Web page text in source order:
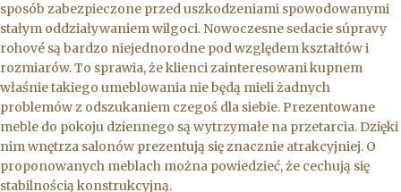
sposób zabezpieczone przed uszkodzeniami spowodowanymi
stałym oddziaływaniem wilgoci. Nowoczesne sedacie súpravy
rohové są bardzo niejednorodne pod względem kształtów i
rozmiarów. To sprawia, że klienci zainteresowani kupnem
właśnie takiego umeblowania nie będą mieli żadnych
problemów z odszukaniem czegoś dla siebie. Prezentowane
meble do pokoju dziennego są wytrzymałe na przetarcia. Dzięki
nim wnętrza salonów prezentują się znacznie atrakcyjniej. O
proponowanych meblach można powiedzieć, że cechują się
stabilnością konstrukcyjną.